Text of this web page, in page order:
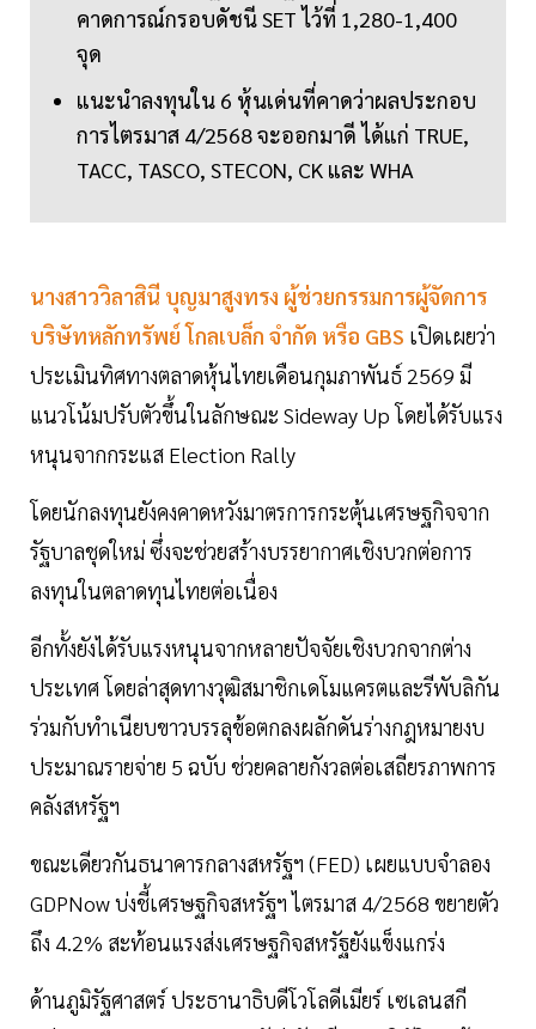
คาดการณ์กรอบดัชนี SET ไว้ที่ 1,280-1,400
จุด
แนะนำลงทุนใน 6 หุ้นเด่นที่คาดว่าผลประกอบ
การไตรมาส 4/2568 จะออกมาดี ได้แก่ TRUE,
TACC, TASCO, STECON, CK และ WHA
นางสาววิลาสินี บุญมาสูงทรง ผู้ช่วยกรรมการผู้จัดการ
บริษัทหลักทรัพย์ โกลเบล็ก จำกัด หรือ GBS เปิดเผยว่า
ประเมินทิศทางตลาดหุ้นไทยเดือนกุมภาพันธ์ 2569 มี
แนวโน้มปรับตัวขึ้นในลักษณะ Sideway Up โดยได้รับแรง
หนุนจากกระแส Election Rally
โดยนักลงทุนยังคงคาดหวังมาตรการกระตุ้นเศรษฐกิจจาก
รัฐบาลชุดใหม่ ซึ่งจะช่วยสร้างบรรยากาศเชิงบวกต่อการ
ลงทุนในตลาดทุนไทยต่อเนื่อง
อีกทั้งยังได้รับแรงหนุนจากหลายปัจจัยเชิงบวกจากต่าง
ประเทศ โดยล่าสุดทางวุฒิสมาชิกเดโมแครตและรีพับลิกัน
ร่วมกับทำเนียบขาวบรรลุข้อตกลงผลักดันร่างกฎหมายงบ
ประมาณรายจ่าย 5 ฉบับ ช่วยคลายกังวลต่อเสถียรภาพการ
คลังสหรัฐฯ
ขณะเดียวกันธนาคารกลางสหรัฐฯ (FED) เผยแบบจำลอง
GDPNow บ่งชี้เศรษฐกิจสหรัฐฯ ไตรมาส 4/2568 ขยายตัว
ถึง 4.2% สะท้อนแรงส่งเศรษฐกิจสหรัฐยังแข็งแกร่ง
ด้านภูมิรัฐศาสตร์ ประธานาธิบดีโวโลดีเมียร์ เซเลนสกี